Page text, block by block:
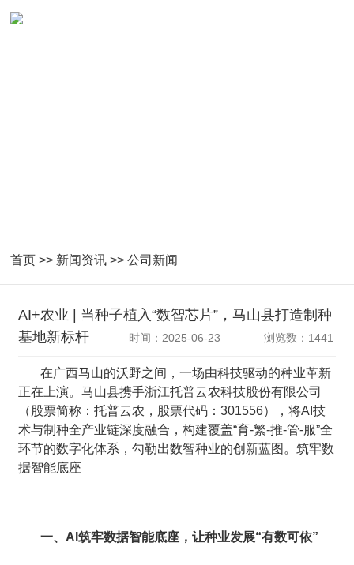
首页 >> 新闻资讯 >>公司新闻
AI+农业 | 当种子植入“数智芯片”，马山县打造制种
基地新标杆
时间：2025-06-23 浏览数：1441
在广西马山的沃野之间，一场由科技驱动的种业革新
正在上演。马山县携手浙江托普云农科技股份有限公司
（股票简称：托普云农，股票代码：301556），将AI技
术与制种全产业链深度融合，构建覆盖“育-繁-推-管-服”全
环节的数字化体系，勾勒出数智种业的创新蓝图。筑牢数
据智能底座
一、AI筑牢数据智能底座，让种业发展“有数可依”